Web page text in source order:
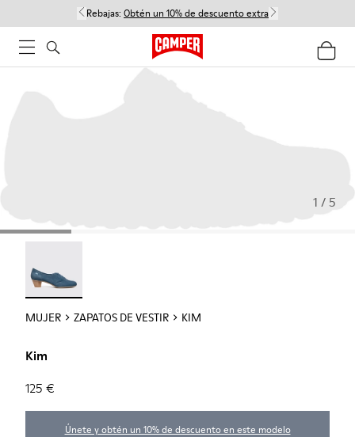
Rebajas: Obtén un 10% de descuento extra
1 / 5
MUJER ZAPATOS DE VESTIR KIM
Kim
125 €
Únete y obtén un 10% de descuento en este modelo